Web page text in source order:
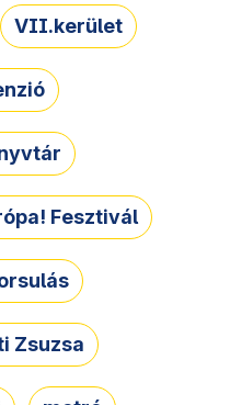
VII.kerület
Fesztivál
Zsuzsa